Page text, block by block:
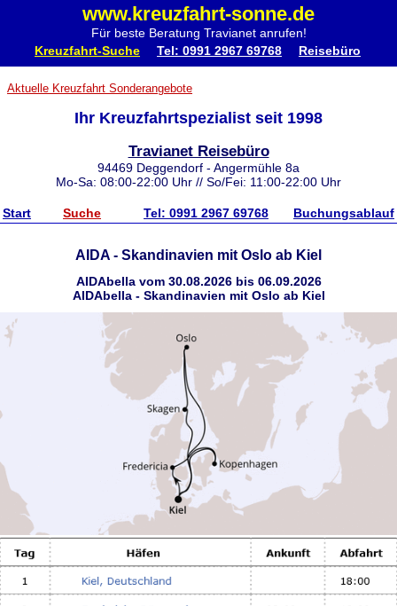
www.kreuzfahrt-sonne.de
Für beste Beratung Travianet anrufen!
Kreuzfahrt-Suche Tel: 0991 2967 69768 Reisebüro
Aktuelle Kreuzfahrt Sonderangebote
Ihr Kreuzfahrtspezialist seit 1998
Travianet Reisebüro
94469 Deggendorf - Angermühle 8a
Mo-Sa: 08:00-22:00 Uhr // So/Fei: 11:00-22:00 Uhr
Start Suche Tel: 0991 2967 69768 Buchungsablauf
AIDA - Skandinavien mit Oslo ab Kiel
AIDAbella vom 30.08.2026 bis 06.09.2026
AIDAbella - Skandinavien mit Oslo ab Kiel